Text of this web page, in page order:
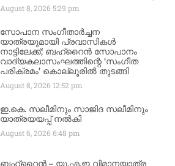
August 8, 20265:29 pm
സോപാന സംഗീതാർച്ചന
യാത്രയുമായി പ്രവാസികൾ
നാട്ടിലേക്ക്; ബഹ്‌റൈൻ സോപാനം
വാദ്യകലാസംഘത്തിന്റെ ‘സംഗീത
പരിക്രമം’ കൊല്ലൂരിൽ തുടങ്ങി
August 8, 2026 12:52 pm
ഇ.കെ. സലീമിനും സാജിദ സലീമിനും
യാത്രയയപ്പ് നൽകി
August 6, 20266:48 pm
ബഹ്‌റൈൻ – യു.എ.ഇ വിമാനയാത്ര